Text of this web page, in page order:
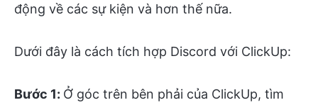
động về các sự kiện và hơn thế nữa.
Dưới đây là cách tích hợp Discord với ClickUp:
Bước 1: Ở góc trên bên phải của ClickUp, tìm